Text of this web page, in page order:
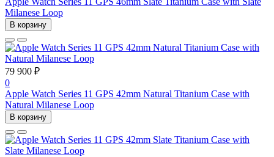
Milanese Loop
В корзину
79 900 ₽
0
Apple Watch Series 11 GPS 42mm Natural Titanium Case with
Natural Milanese Loop
В корзину